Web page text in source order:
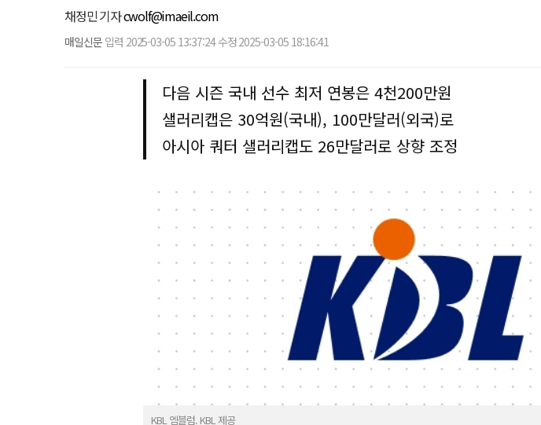
채정민 기자cwolf@imaeil.com
매일신문 입력 2025-03-05 13:37:24 수정 2025-03-05 18:16:41
다음 시즌 국내 선수 최저 연봉은 4천200만원
샐러리캡은 30억원(국내), 100만달러(외국)로
아시아 쿼터 샐러리캡도 26만달러로 상향 조정
KBL 엠블럼. KBL 제공